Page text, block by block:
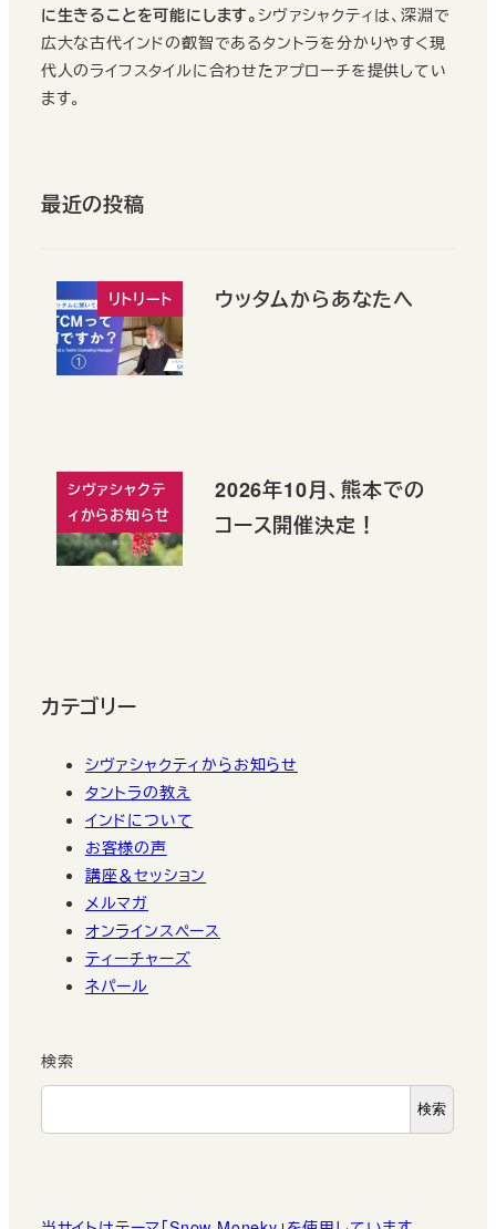
に生きることを可能にします。シヴァシャクティは、深淵で
広大な古代インドの叡智であるタントラを分かりやすく現
代人のライフスタイルに合わせたアプローチを提供してい
ます。
最近の投稿
リトリート ウッタムからあなたへ
シヴァシャクテ
ィからお知らせ
2026年10月、熊本での
コース開催決定！
カテゴリー
シヴァシャクティからお知らせ
タントラの教え
インドについて
お客様の声
講座＆セッション
メルマガ
オンラインスペース
ティーチャーズ
ネパール
検索
検索